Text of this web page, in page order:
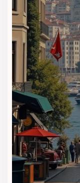
با
است؟